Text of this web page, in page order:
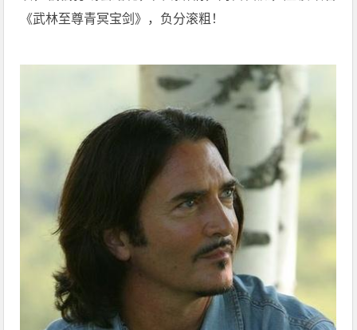
《武林至尊青冥宝剑》，负分滚粗！